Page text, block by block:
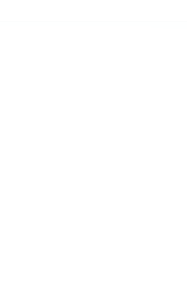
快速检查是否存在问